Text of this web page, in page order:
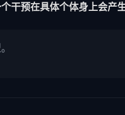
干预在具体个体身上会产